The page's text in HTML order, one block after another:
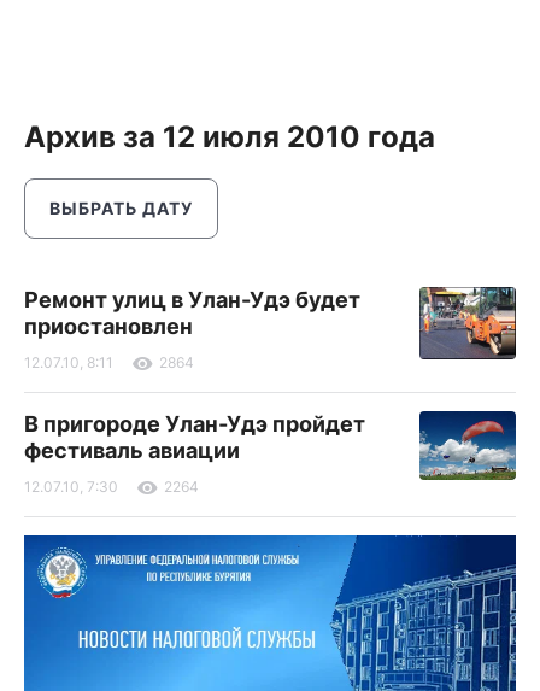
Архив за 12 июля 2010 года
ВЫБРАТЬ ДАТУ
Ремонт улиц в Улан-Удэ будет
приостановлен
12.07.10, 8:11 2864
В пригороде Улан-Удэ пройдет
фестиваль авиации
12.07.10, 7:30 2264